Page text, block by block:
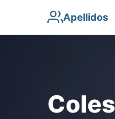
Apellidos
Coles